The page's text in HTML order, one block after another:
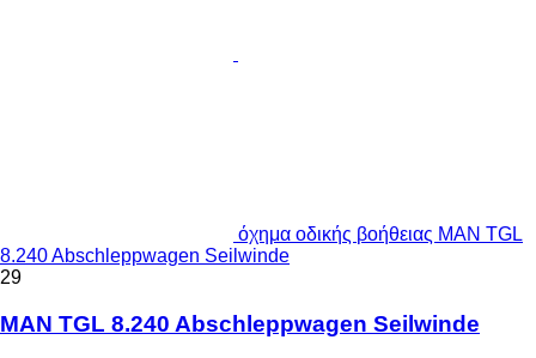
όχημα οδικής βοήθειας MAN TGL
8.240 Abschleppwagen Seilwinde
29
MAN TGL 8.240 Abschleppwagen Seilwinde